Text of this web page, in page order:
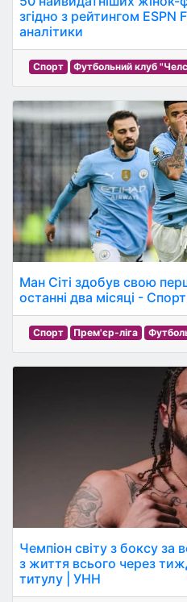
згідно з рейтингом ESPN
аналітики
Спорт Футбольний клуб
Ман Сіті здобув свою
останні два місяці -
Спорт Прем'єр-ліга
Чемпіон світу з боксу за
з життя всього через
титулу | УНН